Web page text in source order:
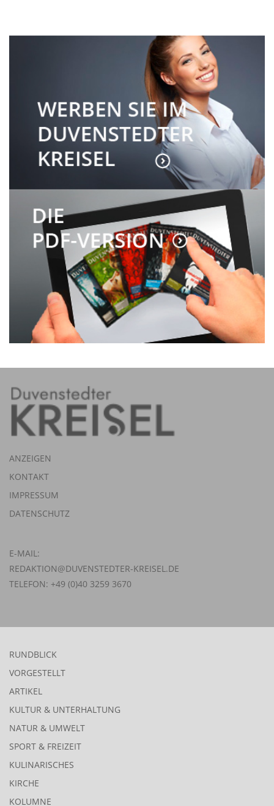
ANZEIGEN
KONTAKT
IMPRESSUM
DATENSCHUTZ
E-MAIL:
REDAKTION@DUVENSTEDTER-KREISEL.DE
TELEFON: +49 (0)40 3259 3670
RUNDBLICK
VORGESTELLT
ARTIKEL
KULTUR & UNTERHALTUNG
NATUR & UMWELT
SPORT & FREIZEIT
KULINARISCHES
KIRCHE
KOLUMNE